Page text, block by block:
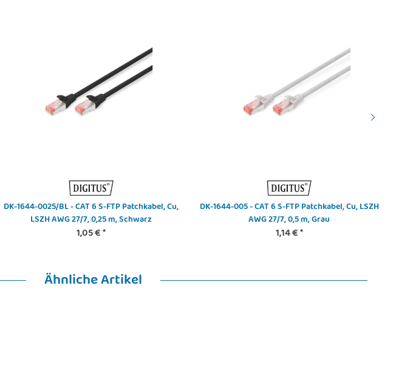
DK-1644-0025/BL - CAT 6 S-FTP Patchkabel, Cu,
LSZH AWG 27/7, 0,25 m, Schwarz
1,05 €*
DK-1644-005 - CAT 6 S-FTP Patchkabel, Cu, LSZH
AWG 27/7, 0,5 m, Grau
1,14 €*
Ähnliche Artikel
14",
x 375 mm,
USB, Lüfter
Stufennetzteil 24VDC,0,63 A,15W,
geschloss.Gehäuse
11,65 €
Adapterkabel, 2m, 4K@30Hz externe
Stromquelle USB - A
18,98 €*